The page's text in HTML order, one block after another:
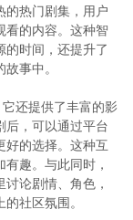
的热门剧集，用户
看的内容。这种智
的时间，还提升了
事中。
还提供了丰富的影
后，可以通过平台
好的选择。这种互
趣。与此同时，
论剧情、角色，
社区氛围。